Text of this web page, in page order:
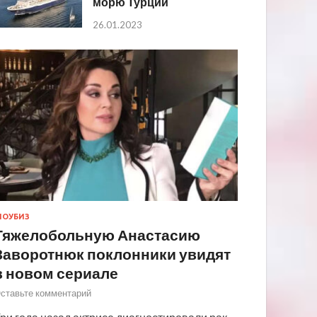
26.01.2023
Анастасию
поклонники увидят
новом сериале
комментарий